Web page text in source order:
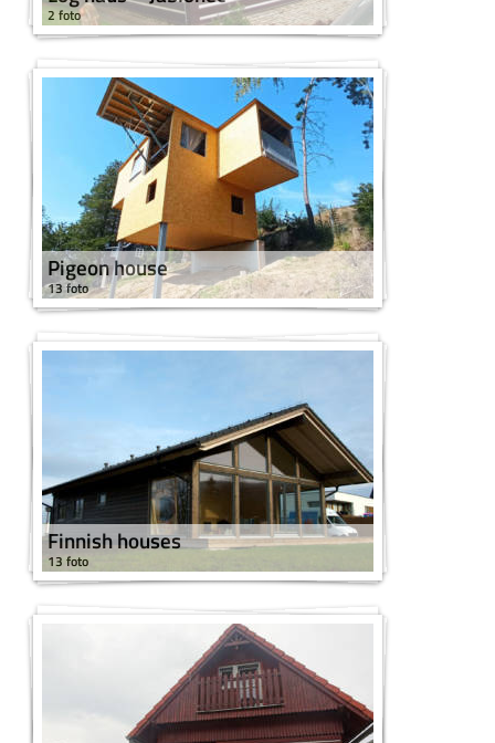
2 foto
Pigeon house
13 foto
Finnish houses
13 foto